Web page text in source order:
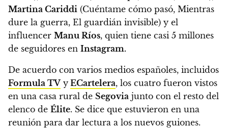
Martina Cariddi (Cuéntame cómo pasó, Mientras
dure la guerra, El guardián invisible) y el
influencer Manu Ríos, quien tiene casi 5 millones
de seguidores en Instagram.
De acuerdo con varios medios españoles, incluidos
Formula TVy ECartelera, los cuatro fueron vistos
en una casa rural de Segovia junto con el resto del
elenco de Élite. Se dice que estuvieron en una
reunión para dar lectura a los nuevos guiones.